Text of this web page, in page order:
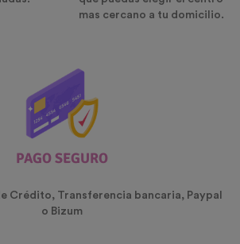
mas cercano a tu domicilio.
PAGO SEGURO
Crédito, Transferencia bancaria, Paypal
o Bizum